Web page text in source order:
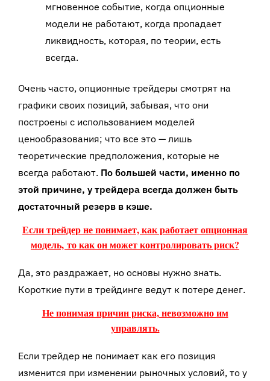
мгновенное событие, когда опционные
модели не работают, когда пропадает
ликвидность, которая, по теории, есть
всегда.
Очень часто, опционные трейдеры смотрят на
графики своих позиций, забывая, что они
построены с использованием моделей
ценообразования; что все это — лишь
теоретические предположения, которые не
всегда работают. По большей части, именно по
этой причине, у трейдера всегда должен быть
достаточный резерв в кэше.
Если трейдер не понимает, как работает опционная
модель, то как он может контролировать риск?
Да, это раздражает, но основы нужно знать.
Короткие пути в трейдинге ведут к потере денег.
Не понимая причин риска, невозможно им
управлять.
Если трейдер не понимает как его позиция
изменится при изменении рыночных условий, то у